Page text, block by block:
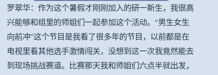
罗翠华：作为这个暑假才刚刚加入的研一新生，我很高
兴能够和组里的师姐们一起参加这个活动。“男生女生
向前冲”这个节目是我看了很多年的节目，以前都是在
电视里看其他选手激情闯关，没想到这一次我竟然能去
到现场挑战赛道。比赛那天我和师姐们六点半就出发，